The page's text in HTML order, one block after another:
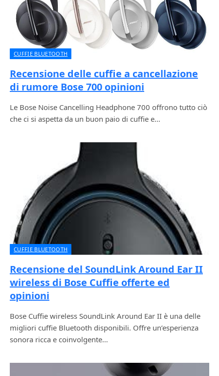
CUFFIE BLUETOOTH
Recensione delle cuffie a cancellazione
di rumore Bose 700 opinioni
Le Bose Noise Cancelling Headphone 700 offrono tutto ciò
che ci si aspetta da un buon paio di cuffie e…
CUFFIE BLUETOOTH
Recensione del SoundLink Around Ear II
wireless di Bose Cuffie offerte ed
opinioni
Bose Cuffie wireless SoundLink Around Ear II è una delle
migliori cuffie Bluetooth disponibili. Offre un’esperienza
sonora ricca e coinvolgente…